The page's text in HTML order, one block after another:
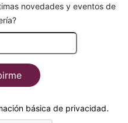
novedades y eventos de
básica de privacidad.